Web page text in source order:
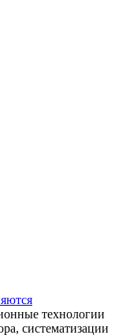
технологии
систематизации